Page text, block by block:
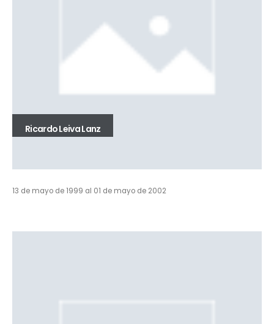
Ricardo Leiva Lanz
13 de mayo de 1999 al 01 de mayo de 2002